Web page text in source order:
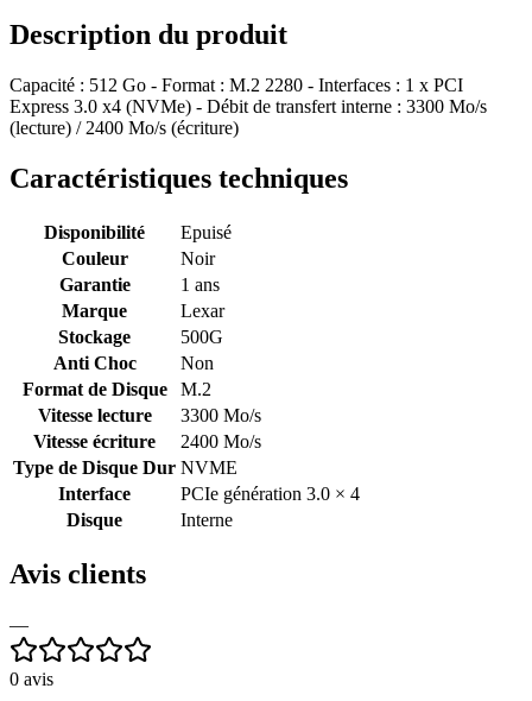
Description du produit
Capacité : 512 Go - Format : M.2 2280 - Interfaces : 1 x PCI
Express 3.0 x4 (NVMe) - Débit de transfert interne : 3300 Mo/s
(lecture) / 2400 Mo/s (écriture)
Caractéristiques techniques
Disponibilité
Epuisé
Couleur
Noir
Garantie
1 ans
Marque
Lexar
Stockage
500G
Anti Choc
Non
Format de Disque
M.2
Vitesse lecture
3300 Mo/s
Vitesse écriture
2400 Mo/s
Type de Disque Dur NVME
Interface
PCIe génération 3.0 × 4
Disque
Interne
Avis clients
—
0 avis